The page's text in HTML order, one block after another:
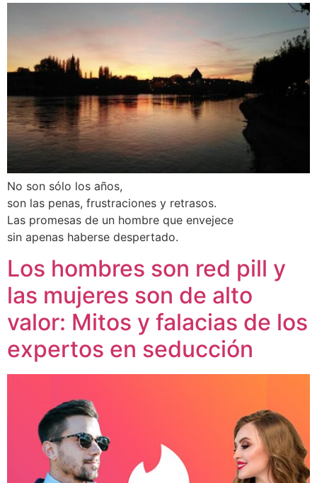
No son sólo los años,
son las penas, frustraciones y retrasos.
Las promesas de un hombre que envejece
sin apenas haberse despertado.
Los hombres son red pill y
las mujeres son de alto
valor: Mitos y falacias de los
expertos en seducción